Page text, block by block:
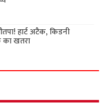
हार्ट अटैक, किडनी
का खतरा